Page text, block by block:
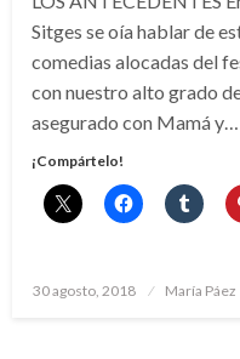
Sitges se oía hablar de
comedias alocadas del
con nuestro alto grado
asegurado con Mamá y…
¡Compártelo!
Publicado
30 agosto, 2018 María Páez